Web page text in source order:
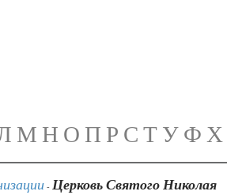
М Н О П Р СТУФХ
-Церковь Святого Николая